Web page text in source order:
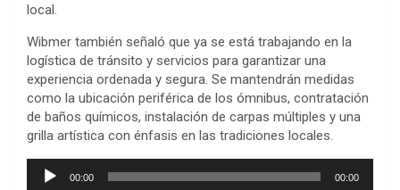
local.
Wibmer también señaló que ya se está trabajando en la
logística de tránsito y servicios para garantizar una
experiencia ordenada y segura. Se mantendrán medidas
como la ubicación periférica de los ómnibus, contratación
de baños químicos, instalación de carpas múltiples y una
grilla artística con énfasis en las tradiciones locales.
Reproductor
00:00 00:00